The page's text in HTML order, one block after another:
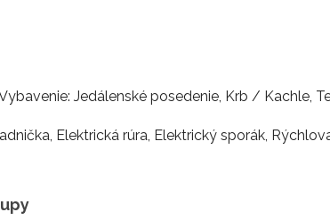
Jedálenské posedenie, Krb / Kachle,
Elektrická rúra, Elektrický sporák,